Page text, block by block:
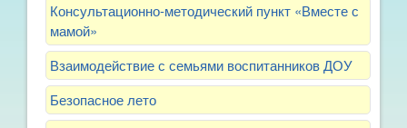
Консультационно-методический пункт «Вместе с
мамой»
Взаимодействие с семьями воспитанников ДОУ
Безопасное лето